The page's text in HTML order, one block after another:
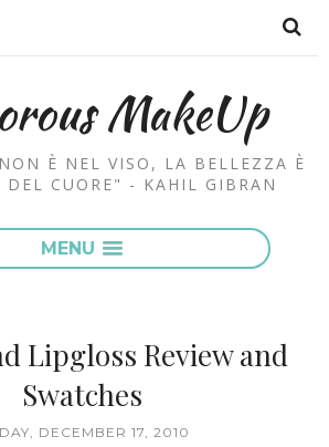
MakeUp
È NEL VISO, LA BELLEZZA È
DEL CUORE" - KAHIL GIBRAN
MENU
Lipgloss Review and
Swatches
DECEMBER 17, 2010